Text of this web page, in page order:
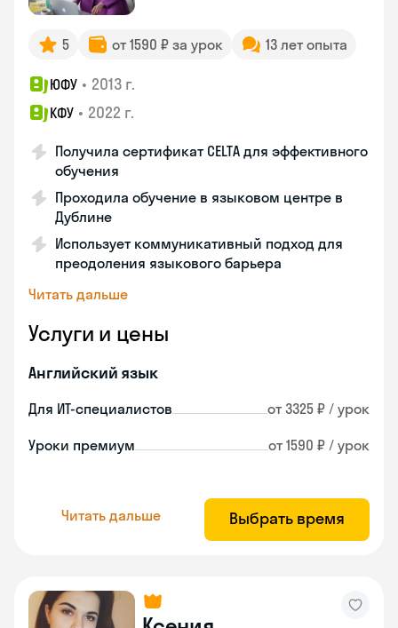
5 от 1590 ₽ за урок 13 лет опыта
ЮФУ • 2013 г.
КФУ • 2022 г.
Получила сертификат CELTA для эффективного
обучения
Проходила обучение в языковом центре в
Дублине
Использует коммуникативный подход для
преодоления языкового барьера
Читать дальше
Услуги и цены
Английский язык
Для ИТ-специалистов от 3325 ₽ / урок
Уроки премиум от 1590 ₽ / урок
Читать дальше Выбрать время